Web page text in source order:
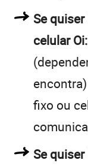
Se
celular Oi:
fixo ou
Se